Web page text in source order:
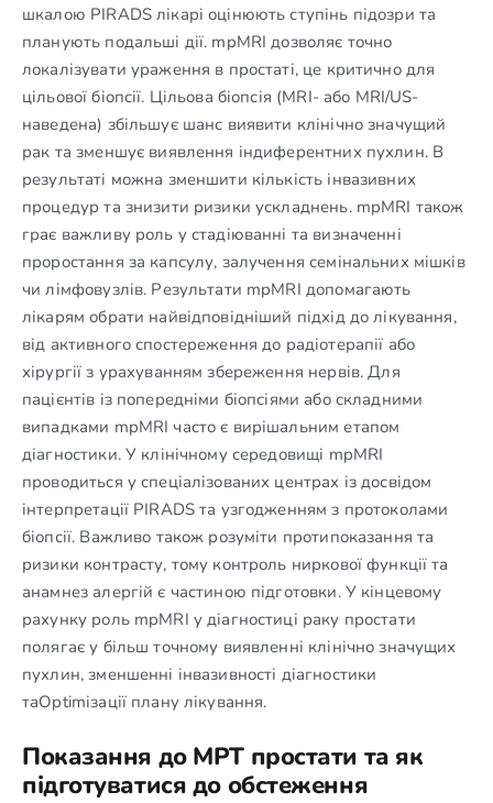
шкалою PIRADS лікарі оцінюють ступінь підозри та
планують подальші дії. mpMRI дозволяє точно
локалізувати ураження в простаті, це критично для
цільової біопсії. Цільова біопсія (MRI- або MRI/US-
наведена) збільшує шанс виявити клінічно значущий
рак та зменшує виявлення індиферентних пухлин. В
результаті можна зменшити кількість інвазивних
процедур та знизити ризики ускладнень. mpMRI також
грає важливу роль у стадіюванні та визначенні
проростання за капсулу, залучення семінальних мішків
чи лімфовузлів. Результати mpMRI допомагають
лікарям обрати найвідповідніший підхід до лікування,
від активного спостереження до радіотерапії або
хірургії з урахуванням збереження нервів. Для
пацієнтів із попередніми біопсіями або складними
випадками mpMRI часто є вирішальним етапом
діагностики. У клінічному середовищі mpMRI
проводиться у спеціалізованих центрах із досвідом
інтерпретації PIRADS та узгодженням з протоколами
біопсії. Важливо також розуміти протипоказання та
ризики контрасту, тому контроль ниркової функції та
анамнез алергій є частиною підготовки. У кінцевому
рахунку роль mpMRI у діагностиці раку простати
полягає у більш точному виявленні клінічно значущих
пухлин, зменшенні інвазивності діагностики
таOptimізації плану лікування.
Показання до МРТ простати та як
підготуватися до обстеження